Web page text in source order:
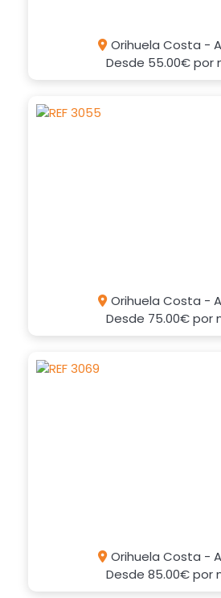
Orihuela Costa -
Desde 55.00€por
Orihuela Costa -
Desde 75.00€por
Orihuela Costa -
Desde 85.00€por